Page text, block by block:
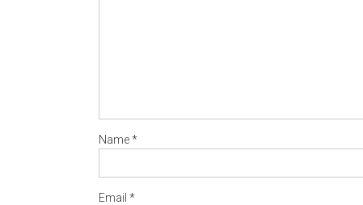
Name*
Email *